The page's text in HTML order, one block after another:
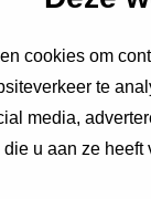
cookies om
te
media,
die u aan ze